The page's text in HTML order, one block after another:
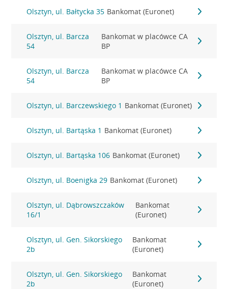
Olsztyn, ul. Bałtycka 35 Bankomat (Euronet)
Olsztyn, ul. Barcza
54
Bankomat w placówce CA
BP
Olsztyn, ul. Barcza
54
Bankomat w placówce CA
BP
Olsztyn, ul. Barczewskiego 1 Bankomat (Euronet)
Olsztyn, ul. Bartąska 1 Bankomat (Euronet)
Olsztyn, ul. Bartąska 106 Bankomat (Euronet)
Olsztyn, ul. Boenigka 29 Bankomat (Euronet)
Olsztyn, ul. Dąbrowszczaków
16/1
Bankomat
(Euronet)
Olsztyn, ul. Gen. Sikorskiego
2b
Bankomat
(Euronet)
Olsztyn, ul. Gen. Sikorskiego
2b
Bankomat
(Euronet)